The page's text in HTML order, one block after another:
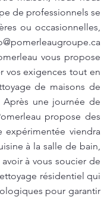
de professionnels se
ou occasionnelles,
vous propose
vos exigences tout en
de maisons de
Après une journée de
propose des
expérimentée viendra
à la salle de bain,
à vous soucier de
résidentiel qui
pour garantir